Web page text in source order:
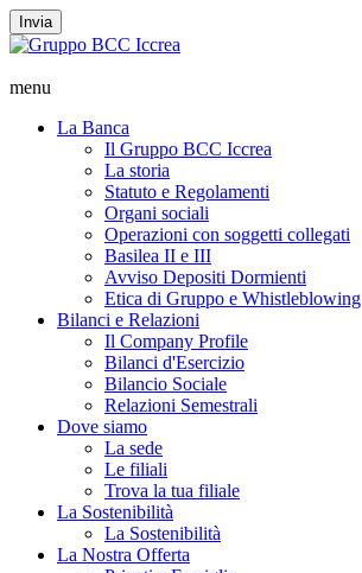
Invia
menu
La Banca
Il Gruppo BCC Iccrea
La storia
Statuto e Regolamenti
Organi sociali
Operazioni con soggetti collegati
Basilea II e III
Avviso Depositi Dormienti
Etica di Gruppo e Whistleblowing
Bilanci e Relazioni
Il Company Profile
Bilanci d'Esercizio
Bilancio Sociale
Relazioni Semestrali
Dove siamo
La sede
Le filiali
Trova la tua filiale
La Sostenibilità
La Sostenibilità
La Nostra Offerta